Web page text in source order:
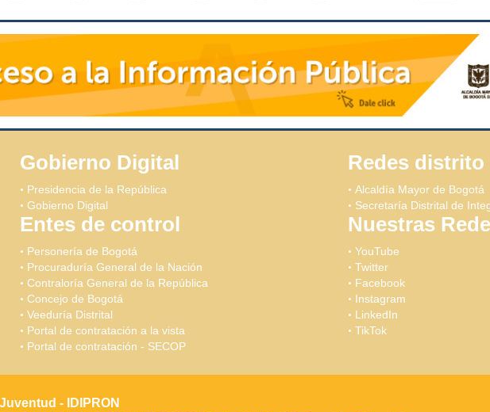
Gobierno Digital
Presidencia de la República
Gobierno Digital
Redes distrito
Alcaldía Mayor de Bogotá
Secretaría Distrital de
Entes de control
Personería de Bogotá
Procuraduría General de la Nación
Contraloría General de la República
Concejo de Bogotá
Veeduría Distrital
Portal de contratación a la vista
Portal de contratación - SECOP
Nuestras
YouTube
Twitter
Facebook
Instagram
LinkedIn
TikTok
- IDIPRON